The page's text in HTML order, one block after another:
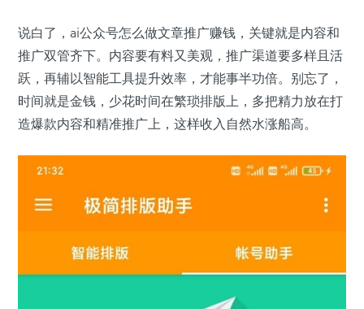
说白了，ai公众号怎么做文章推广赚钱，关键就是内容和
推广双管齐下。内容要有料又美观，推广渠道要多样且活
跃，再辅以智能工具提升效率，才能事半功倍。别忘了，
时间就是金钱，少花时间在繁琐排版上，多把精力放在打
造爆款内容和精准推广上，这样收入自然水涨船高。